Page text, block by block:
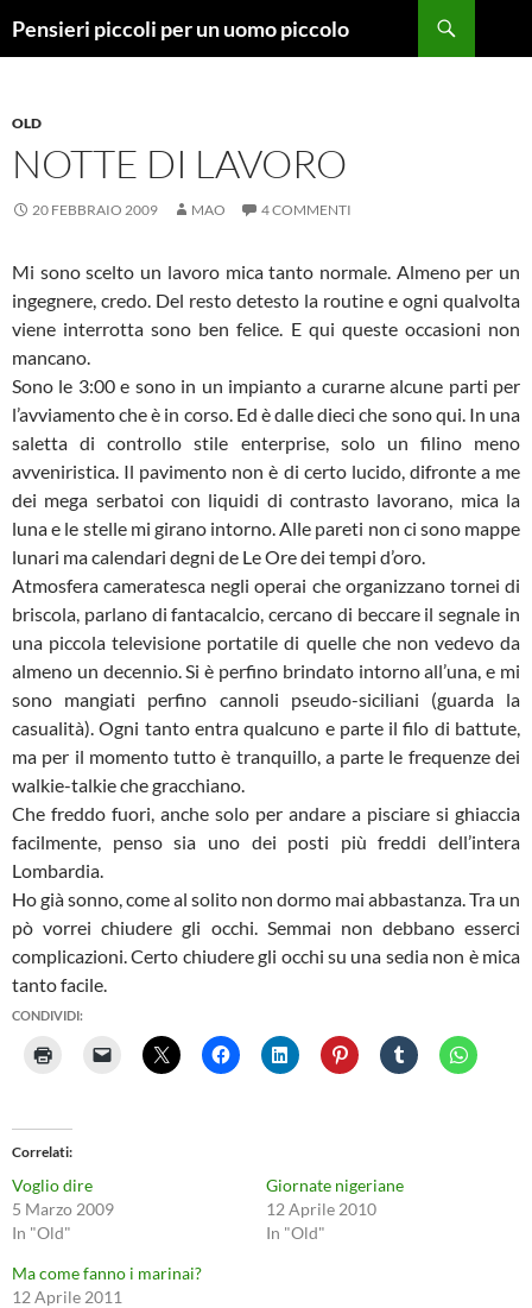
Pensieri piccoli per un uomo piccolo
OLD
NOTTE DI LAVORO
20 FEBBRAIO 2009 MAO 4 COMMENTI
Mi sono scelto un lavoro mica tanto normale. Almeno per un
ingegnere, credo. Del resto detesto la routine e ogni qualvolta
viene interrotta sono ben felice. E qui queste occasioni non
mancano.
Sono le 3:00 e sono in un impianto a curarne alcune parti per
l’avviamento che è in corso. Ed è dalle dieci che sono qui. In una
saletta di controllo stile enterprise, solo un filino meno
avveniristica. Il pavimento non è di certo lucido, difronte a me
dei mega serbatoi con liquidi di contrasto lavorano, mica la
luna e le stelle mi girano intorno. Alle pareti non ci sono mappe
lunari ma calendari degni de Le Ore dei tempi d’oro.
Atmosfera cameratesca negli operai che organizzano tornei di
briscola, parlano di fantacalcio, cercano di beccare il segnale in
una piccola televisione portatile di quelle che non vedevo da
almeno un decennio. Si è perfino brindato intorno all’una, e mi
sono mangiati perfino cannoli pseudo-siciliani (guarda la
casualità). Ogni tanto entra qualcuno e parte il filo di battute,
ma per il momento tutto è tranquillo, a parte le frequenze dei
walkie-talkie che gracchiano.
Che freddo fuori, anche solo per andare a pisciare si ghiaccia
facilmente, penso sia uno dei posti più freddi dell’intera
Lombardia.
Ho già sonno, come al solito non dormo mai abbastanza. Tra un
pò vorrei chiudere gli occhi. Semmai non debbano esserci
complicazioni. Certo chiudere gli occhi su una sedia non è mica
tanto facile.
CONDIVIDI:
Correlati
Voglio dire
5 Marzo 2009
In "Old"
Giornate nigeriane
12 Aprile 2010
In "Old"
Ma come fanno i marinai?
12 Aprile 2011